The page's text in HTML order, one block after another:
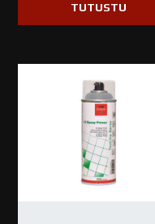
TUTUSTU